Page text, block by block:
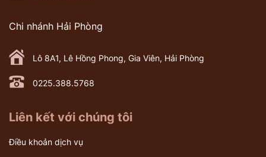
Chi nhánh Hải Phòng
Lô 8A1, Lê Hồng Phong, Gia Viên, Hải Phòng
0225.388.5768
Liên kết với chúng tôi
Điều khoản dịch vụ